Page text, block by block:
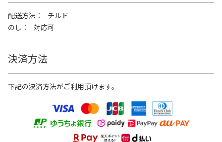
配送方法
チルド
のし
対応可
決済方法
下記の決済方法がご利用頂けます。